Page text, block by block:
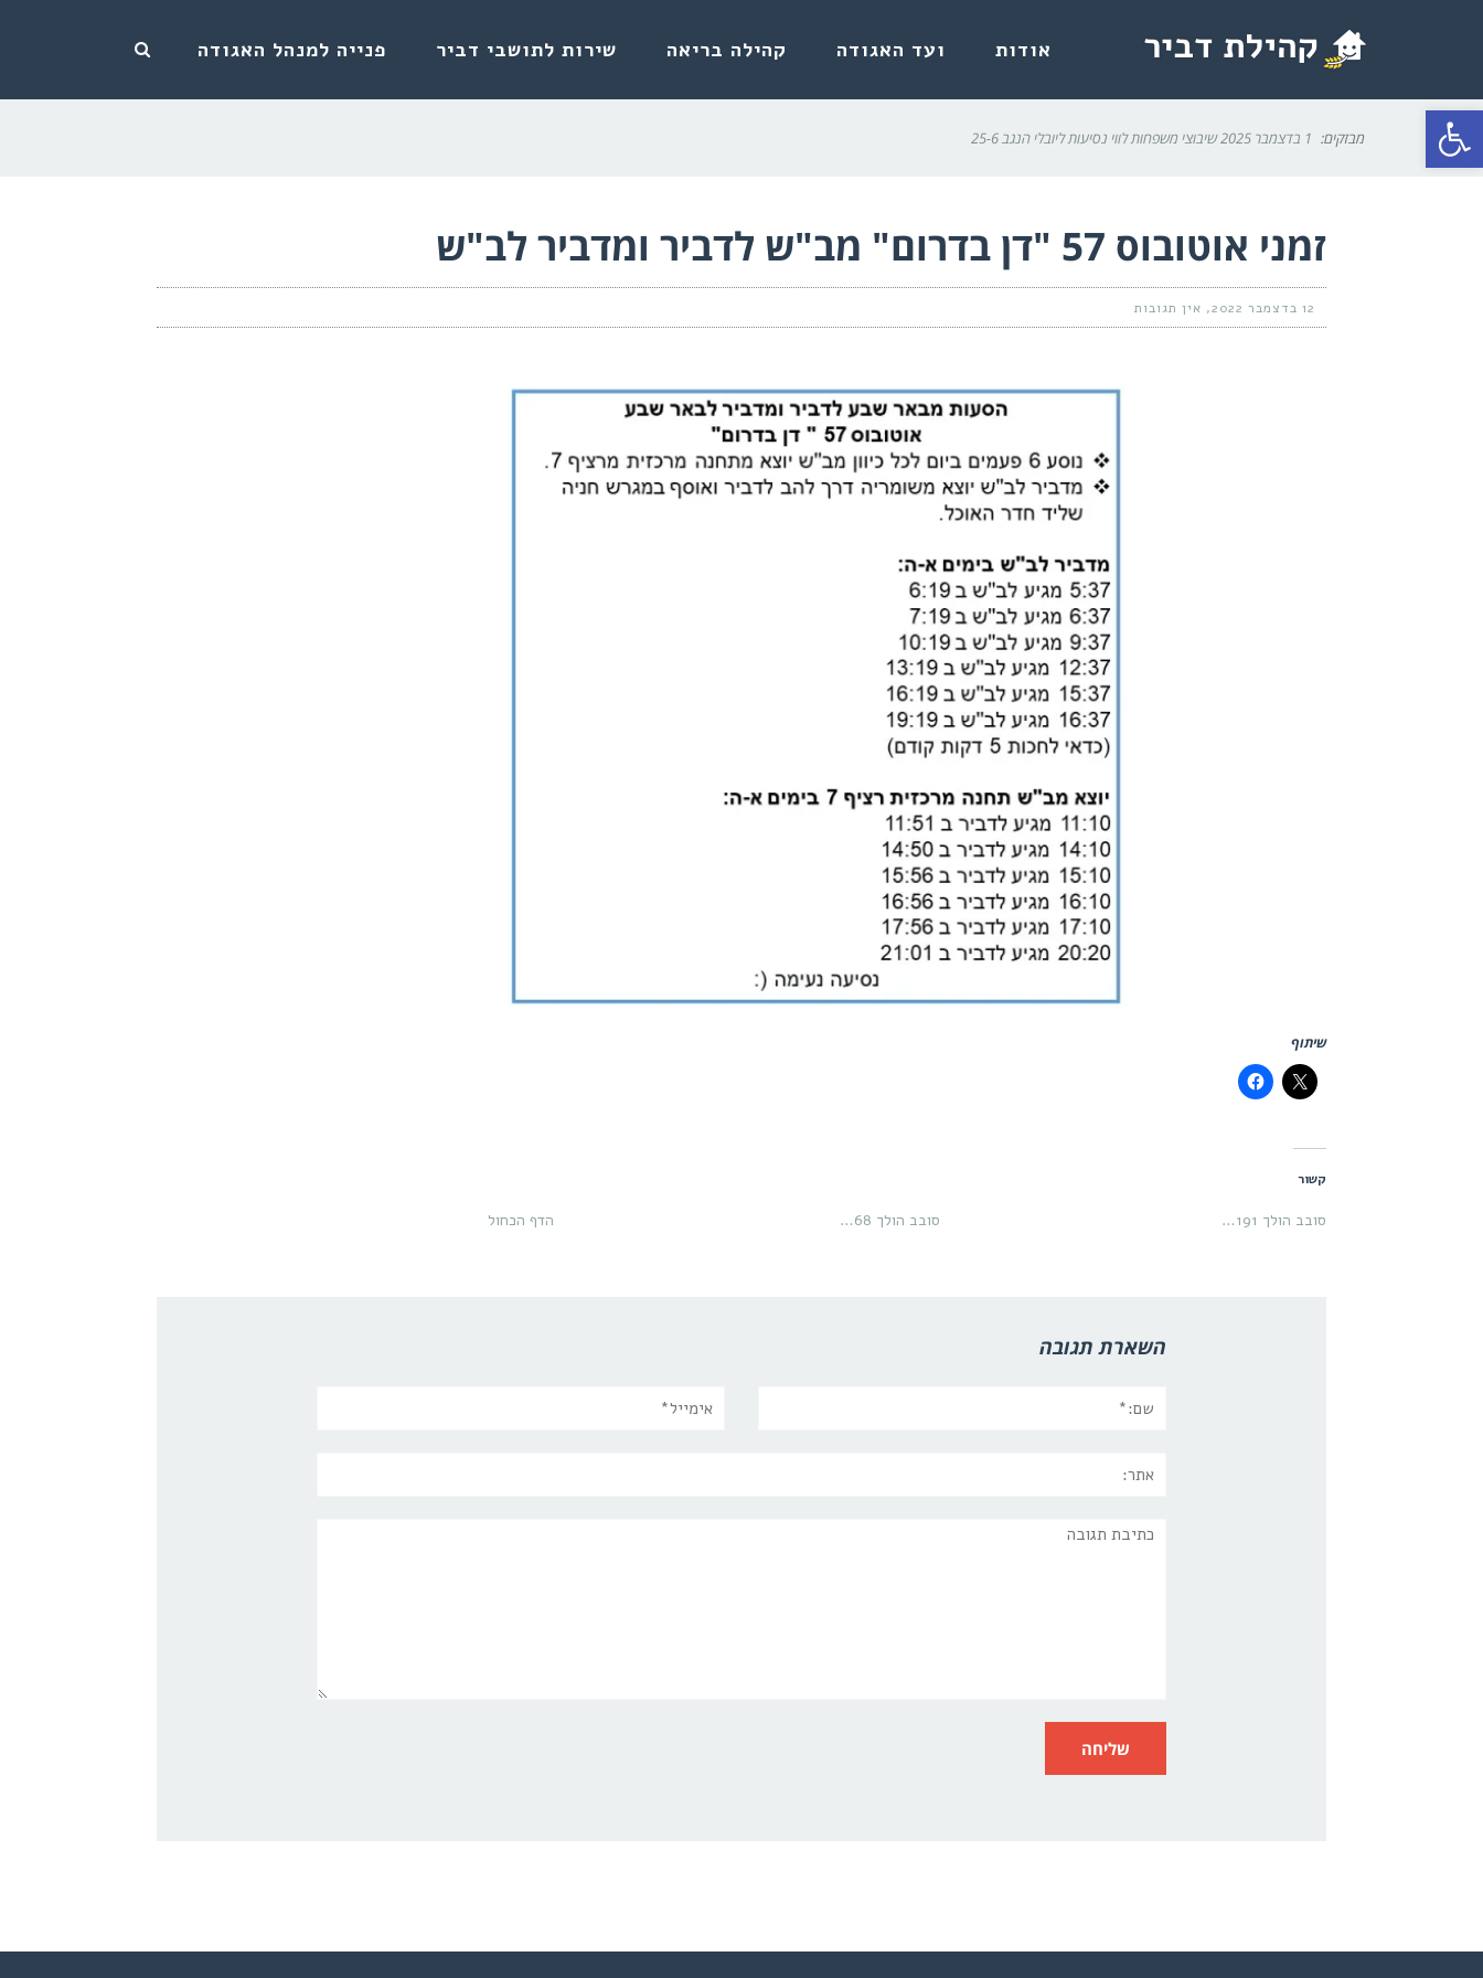
פתח סרגל נגישות
אודות ועד האגודה קהילה בריאה שירות לתושבי דביר פנייה למנהל האגודה
מבזקים: 1 בדצמבר 2025 שיבוצי משפחות לווי נסיעות ליובלי הנגב 25-6
זמני אוטובוס 57 "דן בדרום" מב"ש לדביר ומדביר לב"ש
12 בדצמבר 2022 אין תגובות
שיתוף
קשור
סובב הולך 191… סובב הולך 68… הדף הכחול
השארת תגובה
תגובה